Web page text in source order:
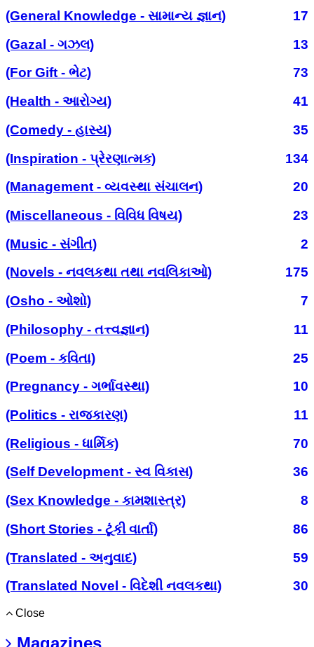
(General Knowledge - સામાન્ય જ્ઞાન)
17
(Gazal - ગઝલ)
13
(For Gift - ભેટ)
73
(Health - આરોગ્ય)
41
(Comedy - હાસ્ય)
35
(Inspiration - પ્રેરણાત્મક)
134
(Management - વ્યવસ્થા સંચાલન)
20
(Miscellaneous - વિવિધ વિષય)
23
(Music - સંગીત)
2
(Novels - નવલકથા તથા નવલિકાઓ)
175
(Osho - ઓશો)
7
(Philosophy - તત્ત્વજ્ઞાન)
11
(Poem - કવિતા)
25
(Pregnancy - ગર્ભાવસ્થા)
10
(Politics - રાજકારણ)
11
(Religious - ધાર્મિક)
70
(Self Development - સ્વ વિકાસ)
36
(Sex Knowledge - કામશાસ્ત્ર)
8
(Short Stories - ટૂંકી વાર્તા)
86
(Translated - અનુવાદ)
59
(Translated Novel - વિદેશી નવલકથા)
30
Close
Magazines